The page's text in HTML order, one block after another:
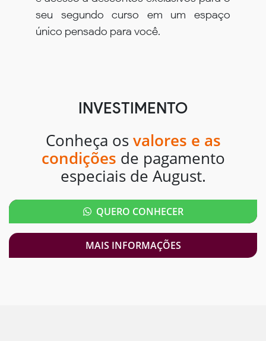
seu segundo curso em um espaço
único pensado para você.
INVESTIMENTO
Conheça os valores e as
condições de pagamento
especiais de August.
QUERO CONHECER
MAIS INFORMAÇÕES